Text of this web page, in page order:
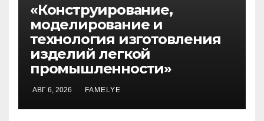
«Конструирование,
моделирование и
технология изготовления
изделий легкой
промышленности»
АВГ 6, 2026 FAMELYE